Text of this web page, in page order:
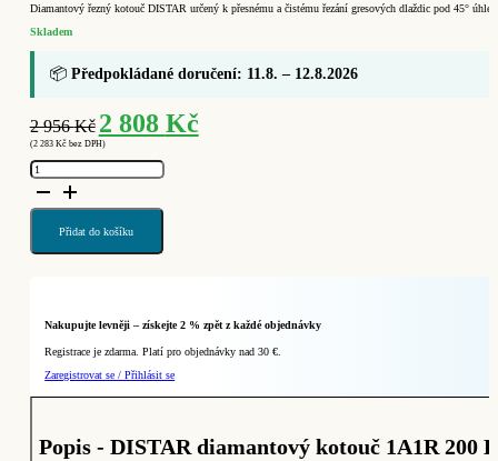
Diamantový řezný kotouč DISTAR určený k přesnému a čistému řezání gresových dlaždic pod 45°
Skladem
📦 Předpokládané doručení: 11.8. – 12.8.2026
2 956Kč Původní
cena
byla:
2
2 808 KčAktuální
cena
(2 283 Kčbez DPH)
DISTAR
diamantový
kotouč
200
na
Přidat do košíku
Nakupujte levněji – získejte 2 % zpět z každé objednávky
Registrace je zdarma. Platí pro objednávky nad 30 €.
Zaregistrovat se / Přihlásit se
Popis - DISTAR diamantový kotouč 1A1R 200